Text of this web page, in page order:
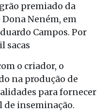
grão premiado da
Neném, em
Campos. Por
sacas
o criador, o
na produção de
para fornecer
de inseminação.